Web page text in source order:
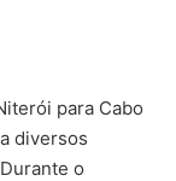
para Cabo
diversos
o